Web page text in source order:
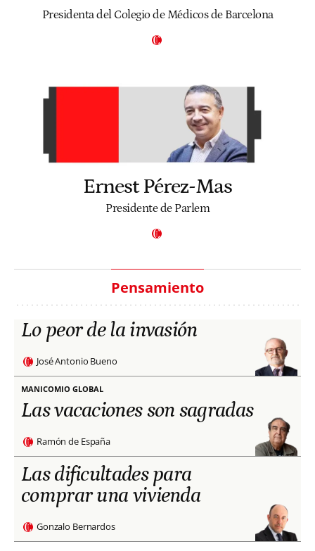
Presidenta del Colegio de Médicos de Barcelona
Ernest Pérez-Mas
Presidente de Parlem
Pensamiento
Lo peor de la invasión
José Antonio Bueno
MANICOMIO GLOBAL
Las vacaciones son sagradas
Ramón de España
Las dificultades para
comprar una vivienda
Gonzalo Bernardos